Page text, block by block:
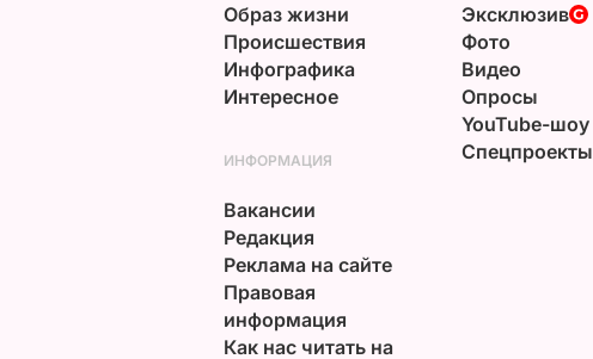
Образ жизни
Происшествия
Инфографика
Интересное
Эксклюзив
Фото
Видео
Опросы
YouTube-шоу
Спецпроекты
ИНФОРМАЦИЯ
Вакансии
Редакция
Реклама на сайте
Правовая
информация
Как нас читать на